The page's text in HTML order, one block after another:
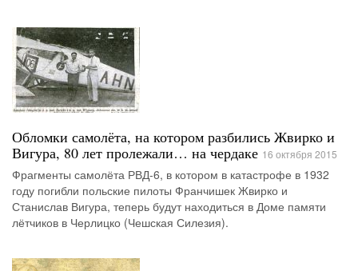
Обломки самолёта, на котором разбились Жвирко и
Вигура, 80 лет пролежали… на чердаке 16 октября 2015
Фрагменты самолёта РВД-6, в котором в катастрофе в 1932
году погибли польские пилоты Франчишек Жвирко и
Станислав Вигура, теперь будут находиться в Доме памяти
лётчиков в Черлицко (Чешская Силезия).